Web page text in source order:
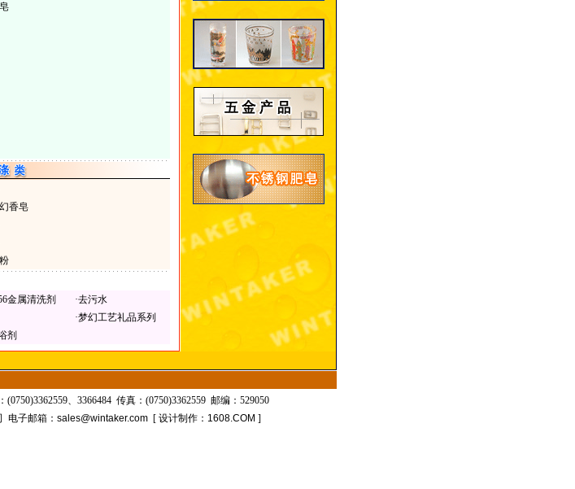
香皂
金属清洗剂 ·去污水
·梦幻工艺礼品系列
剂
、3366484 传真：(0750)3362559 邮编：529050
电子邮箱： sales@wintaker.com [ 设计制作： 1608.COM ]